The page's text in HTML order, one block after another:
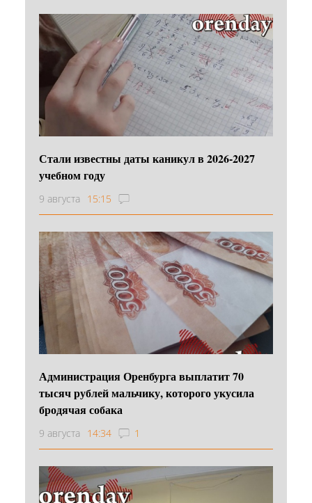
Стали известны даты каникул в 2026-2027
учебном году
9 августа 15:15
Администрация Оренбурга выплатит 70
тысяч рублей мальчику, которого укусила
бродячая собака
9 августа 14:34 1